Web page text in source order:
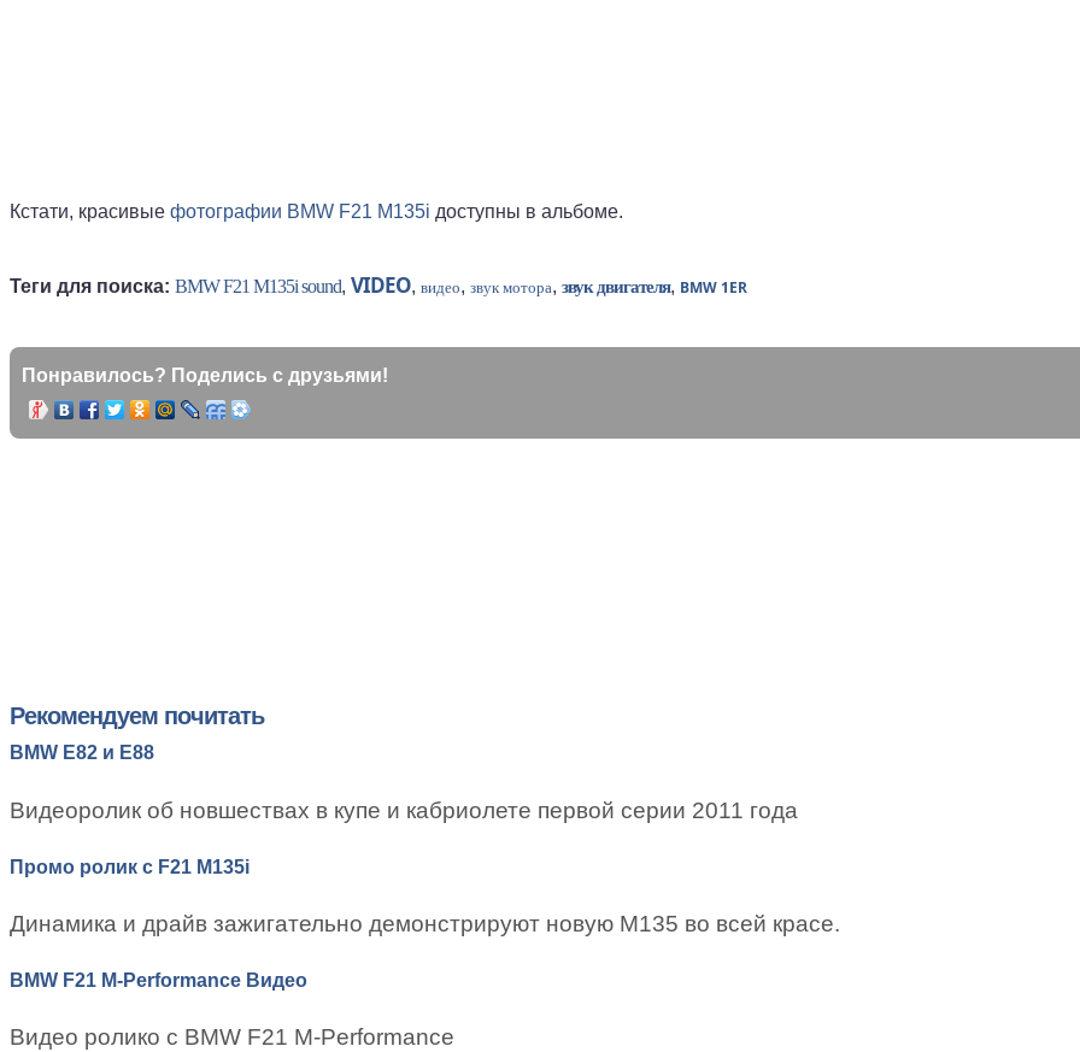
Кстати, красивые фотографии BMW F21 M135i доступны в альбоме.
Теги для поиска: BMW F21 M135i sound, VIDEO, видео, звук мотора, звук двигателя, BMW 1ER
Понравилось? Поделись с друзьями!
Рекомендуем почитать
BMW E82 и E88
Видеоролик об новшествах в купе и кабриолете первой серии 2011 года
Промо ролик с F21 M135i
Динамика и драйв зажигательно демонстрируют новую М135 во всей красе.
BMW F21 M-Performance Видео
Видео ролико с BMW F21 M-Performance